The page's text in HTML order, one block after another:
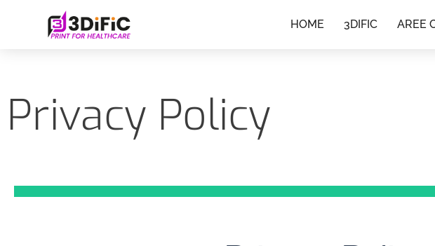
HOME 3DIFIC AREE
Privacy Policy